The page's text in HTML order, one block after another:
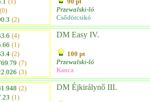
(0)
(2)
Przewalski-ló
Csődörcsikó
(4)
(1)
(2)
(7)
(3)
DM Easy IV.
100 pt
Przewalski-ló
Kanca
(2)
(1)
DM Éjkirálynő III.